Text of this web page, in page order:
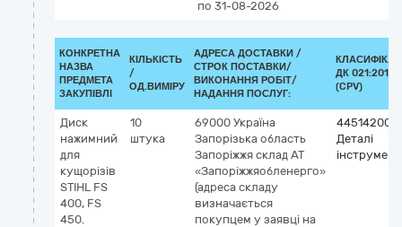
по 31-08-2026
КОНКРЕТНА
НАЗВА
ПРЕДМЕТА
ЗАКУПІВЛІ
КІЛЬКІСТЬ
/
ОД.ВИМІРУ
АДРЕСА ДОСТАВКИ /
СТРОК ПОСТАВКИ/
ВИКОНАННЯ РОБІТ/
НАДАННЯ ПОСЛУГ:
ДК 021:2015
(CPV)
Диск
нажимний
для
кущорізів
STIHL FS
400, FS
450.
10
штука
69000 Україна
Запорізька область
Запоріжжя склад АТ
«Запоріжжяобленерго»
(адреса складу
визначається
покупцем у заявці на
44514200-
Деталі